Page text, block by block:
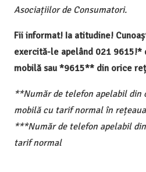
Asociațiilor de Consumatori.
Fii informat! Ia atitudine!
exercită-le apelând 021 9615!*
mobilă sau *9615** din orice
**Număr de telefon apelabil din
mobilă cu tarif normal în
***Număr de telefon apelabil
tarif normal